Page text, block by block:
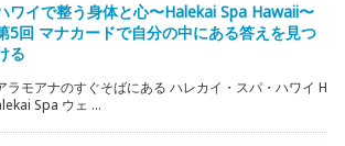
ワイで整う身体と心〜Halekai Spa Hawaii〜
5回 マナカードで自分の中にある答えを見つ
る
ラモアナのすぐそばにある ハレカイ・スパ・ハワイ H
Spa ウェ ...